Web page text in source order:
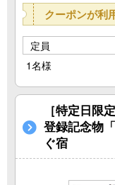
クーポンが利
定員
1名様
［特定日限
登録記念物
ぐ宿